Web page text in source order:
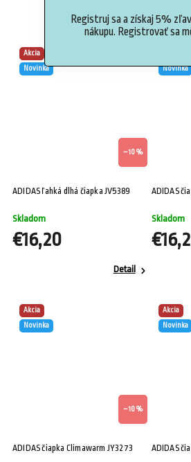
Registruj sa a získaj 5%
nákupu. Registrovať sa
Akcia
Novinka
–10 %
ADIDAS ľahká dlhá čiapka JV5389
Skladom
€16,20
Detail
Novinka
ADIDAS
Skladom
Akcia
Novinka
–10 %
ADIDAS čiapka Climawarm JY3273
Akcia
Novinka
ADIDAS